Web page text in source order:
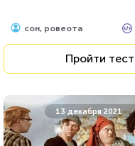
Пройти тест
сон, ровеота
Пройти тест
13 декабря 2021